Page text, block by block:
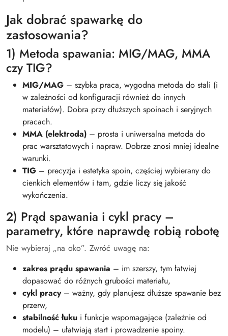
Jak dobrać spawarkę do
zastosowania?
1) Metoda spawania: MIG/MAG, MMA
czy TIG?
MIG/MAG – szybka praca, wygodna metoda do stali (i
w zależności od konfiguracji również do innych
materiałów). Dobra przy dłuższych spoinach i seryjnych
pracach.
MMA (elektroda) – prosta i uniwersalna metoda do
prac warsztatowych i napraw. Dobrze znosi mniej idealne
warunki.
TIG – precyzja i estetyka spoin, częściej wybierany do
cienkich elementów i tam, gdzie liczy się jakość
wykończenia.
2) Prąd spawania i cykl pracy –
parametry, które naprawdę robią robotę
Nie wybieraj „na oko”. Zwróć uwagę na:
zakres prądu spawania – im szerszy, tym łatwiej
dopasować do różnych grubości materiału,
cykl pracy– ważny, gdy planujesz dłuższe spawanie bez
przerw,
stabilność łuku i funkcje wspomagające (zależnie od
modelu) – ułatwiają start i prowadzenie spoiny.